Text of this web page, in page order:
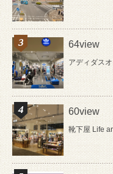
64view
アディダス
60view
靴下屋 Life